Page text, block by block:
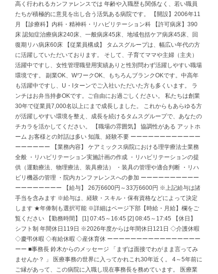
高く行われるカンファレンスでは 年齢や入職歴も関係なく、若い職員
たちが積極的に意見を出し合う活気ある病院です。 【開設】2006年11
月 【診療科】内科・精神科・リハビリテーション科 【許可病床】390
床 認知症治療病床240床、一般病床45床、地域包括ケア病床45床、回
復期リハ病床60床 【従業員構成】 タムスグループは、幅広い年代の方
に活躍していただいております。 そして、子育てママや主婦（主夫）
活躍中ですし、女性管理職登用実績ありと性別問わず活躍しやすい職場
環境です。 副業OK、WワークOK、もちろんブランクOKです。中高年
も活躍中ですし、U・Iターンでご入社いただいた方も多くいます。 ラ
ンチはお弁当持参OKです。ご自由にお過ごしください。 私たちは創業
30年で従業員7,000名以上にまで成長しました。 これからもあらゆる方
が活躍しやすい環境を整え、成長を続けるタムスグループで、あなたの
チカラを活かしてください。 【職場の雰囲気】 協調性がある アットホ
ーム お客様との対話は多い 知識、経験不要 ーーーーーーーーーーーー
ーーーーーー 【業務内容】 ケアミックス病院における理学療法士業務
全般 ・リハビリテーション実施計画の作成 ・リハビリテーションの提
供（運動療法、物理療法、装具療法） ・装具の管理や適合判断 ・リハ
ビリ機器の管理 ・院内カンファレンスへの参加 ーーーーーーーーーー
ーーーーーーーー 【給与】 26万6600円～33万6600円 ※上記給与は諸
手当を含みます ※給与は、経験・スキル・保有資格などによって決定
します ★年俸制も選択可能 ※詳細はページ下部【時給・月給】欄をご
覧ください 【勤務時間】 [1] 07:45～16:45 [2] 08:45～17:45 【休日】
シフト制 年間休日119日 ※2026年度からは年間休日121日 ◇介護休暇
◇慶弔休暇 ◇有給休暇 ◇産休育休 ーーーーーーーーーーーーーーーー
ーー ■事務長 鈴木からのメッセージ 「まずは面接でわがまま言ってみ
ませんか？ 」 医療事務の世界に入ってかれこれ30年近く。 4～5年前に
ご縁があって、この病院に入職し現在事務長を務めています。 医療業